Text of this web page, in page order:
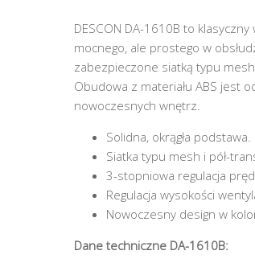
DESCON DA-1610B to
mocnego, ale prostego w
zabezpieczone siatką typu
Obudowa z materiału ABS jest
nowoczesnych wnętrz.
Solidna, okrągła podstawa.
Siatka typu mesh i pół-
3-stopniowa regulacja
Regulacja wysokości
Nowoczesny design w
Dane techniczne DA-1610B: